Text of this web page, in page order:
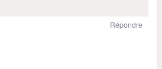
Répondre